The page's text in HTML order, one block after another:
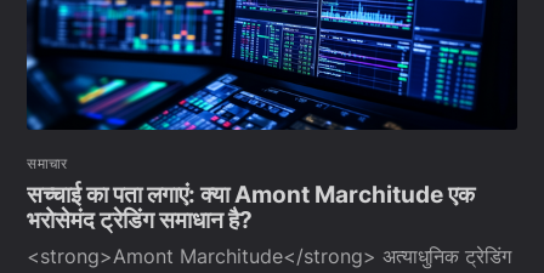
समाचार
सच्चाई का पता लगाएं: क्या Amont Marchitude एक
भरोसेमंद ट्रेडिंग समाधान है?
<strong>Amont Marchitude</strong> अत्याधुनिक ट्रेडिंग